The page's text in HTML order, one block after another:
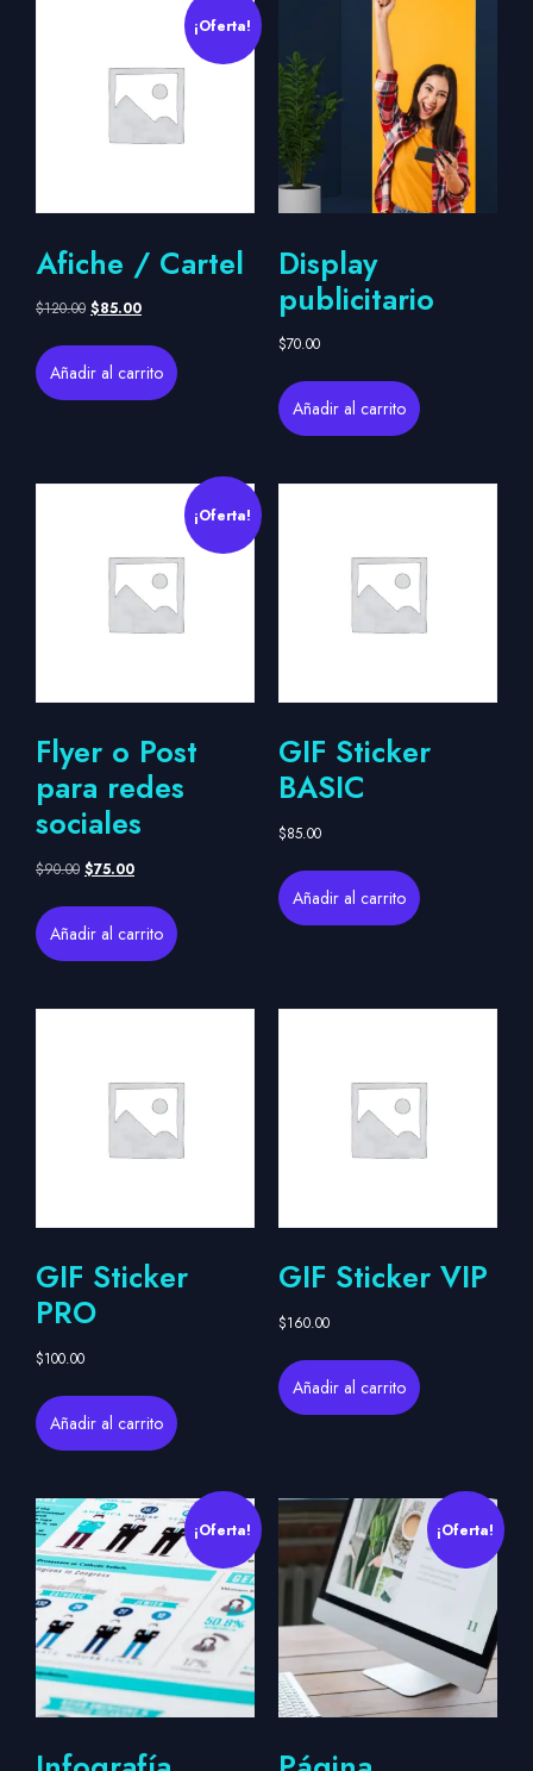
¡Oferta!
Afiche / Cartel
$120.00 $85.00
Añadir al carrito
Display
publicitario
$70.00
Añadir al carrito
¡Oferta!
Flyer o Post
para redes
sociales
$90.00 $75.00
Añadir al carrito
GIF Sticker
BASIC
$85.00
Añadir al carrito
GIF Sticker
PRO
$100.00
Añadir al carrito
GIF Sticker VIP
$160.00
Añadir al carrito
¡Oferta! ¡Oferta!